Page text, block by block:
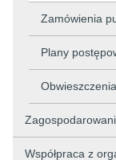
Zamówienia
Plany
Współpraca z